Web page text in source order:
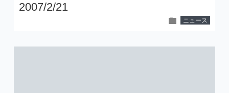
2007/2/21
folder ニュース